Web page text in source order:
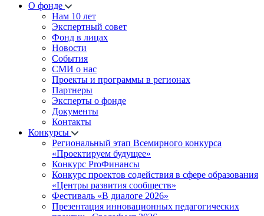
О фонде
Нам 10 лет
Экспертный совет
Фонд в лицах
Новости
События
СМИ о нас
Проекты и программы в регионах
Партнеры
Эксперты о фонде
Документы
Контакты
Конкурсы
Региональный этап Всемирного конкурса
«Проектируем будущее»
Конкурс ProФинансы
Конкурс проектов содействия в сфере образования
«Центры развития сообществ»
Фестиваль «В диалоге 2026»
Презентация инновационных педагогических